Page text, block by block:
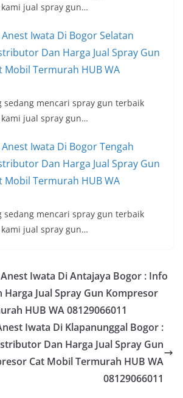
jual spray gun…
Anest Iwata Di Bogor Selatan
Dan Harga Jual Spray Gun
Mobil Termurah HUB WA
sedang mencari spray gun terbaik
jual spray gun…
Anest Iwata Di Bogor Tengah
Dan Harga Jual Spray Gun
Mobil Termurah HUB WA
sedang mencari spray gun terbaik
jual spray gun…
Iwata Di Antajaya Bogor : Info
Jual Spray Gun Kompresor
HUB WA 08129066011
Iwata Di Klapanunggal Bogor :
Dan Harga Jual Spray Gun
Cat Mobil Termurah HUB WA
08129066011